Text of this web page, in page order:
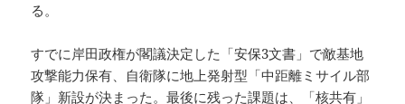
る。
すでに岸田政権が閣議決定した「安保3文書」で敵基地
攻撃能力保有、自衛隊に地上発射型「中距離ミサイル部
隊」新設が決まった。最後に残った課題は、「核共有」